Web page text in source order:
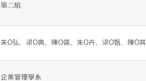
第二組
朱O弘、梁O典、陳O儒、朱O卉、梁O甄、陳O其
企業管理學系